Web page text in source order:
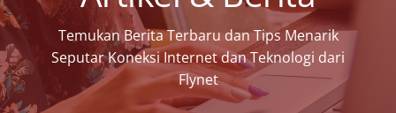
Temukan Berita Terbaru dan Tips Menarik
Seputar Koneksi Internet dan Teknologi dari
Flynet